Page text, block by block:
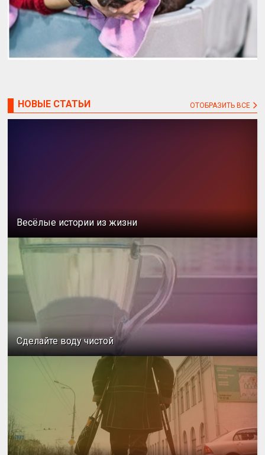
НОВЫЕ СТАТЬИ ОТОБРАЗИТЬ ВСЕ
Весёлые истории из жизни
Сделайте воду чистой